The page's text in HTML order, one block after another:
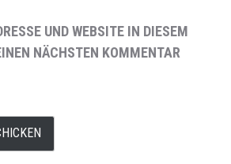
UND WEBSITE IN DIESEM
NÄCHSTEN KOMMENTAR